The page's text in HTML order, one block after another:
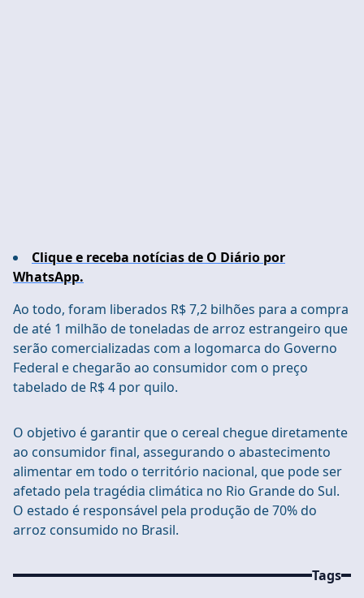
Clique e receba notícias de O Diário por
WhatsApp.
Ao todo, foram liberados R$ 7,2 bilhões para a compra
de até 1 milhão de toneladas de arroz estrangeiro que
serão comercializadas com a logomarca do Governo
Federal e chegarão ao consumidor com o preço
tabelado de R$ 4 por quilo.
O objetivo é garantir que o cereal chegue diretamente
ao consumidor final, assegurando o abastecimento
alimentar em todo o território nacional, que pode ser
afetado pela tragédia climática no Rio Grande do Sul.
O estado é responsável pela produção de 70% do
arroz consumido no Brasil.
Tags